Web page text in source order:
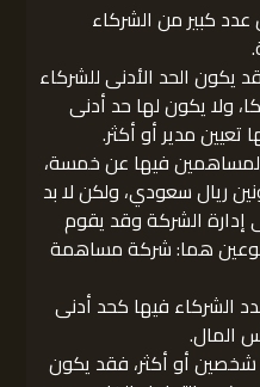
عدد كبير من الشركاء
يكون الحد الأدنى للشركاء
يتم زيادتهم عن 50 شريكا، ولا يكون لها حد أدنى
تعيين مدير أو أكثر.
فيها عن خمسة،
ريال سعودي، ولكن لا بد
الشركة وقد يقوم
هما: شركة مساهمة
الشركاء فيها كحد أدنى
المال.
أو أكثر، فقد يكون